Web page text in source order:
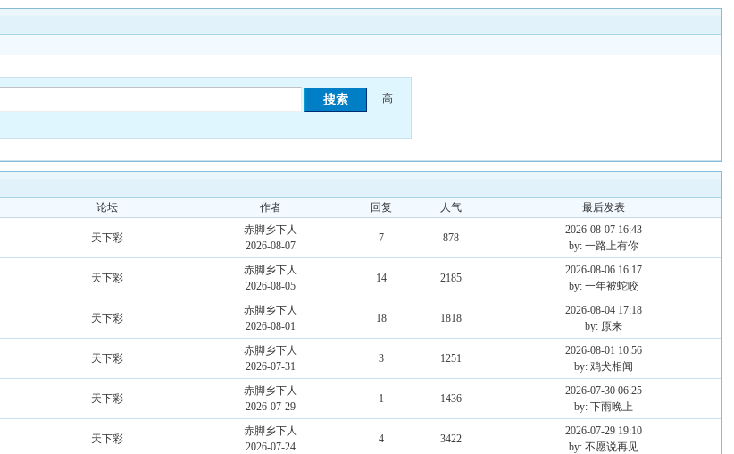
高
论坛 作者 回复 人气 最后发表
天下彩
赤脚乡下人
2026-08-07
7 878
2026-08-07 16:43
by: 一路上有你
天下彩
赤脚乡下人
2026-08-05
14 2185
2026-08-06 16:17
by: 一年被蛇咬
天下彩
赤脚乡下人
2026-08-01
18 1818
2026-08-04 17:18
by: 原来
天下彩
赤脚乡下人
2026-07-31
3 1251
2026-08-01 10:56
by: 鸡犬相闻
天下彩
赤脚乡下人
2026-07-29
1 1436
2026-07-30 06:25
by: 下雨晚上
天下彩
赤脚乡下人
2026-07-24
4 3422
2026-07-29 19:10
by: 不愿说再见